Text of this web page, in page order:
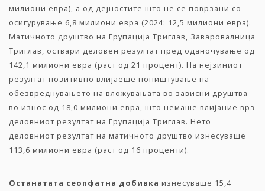
милиони евра), а од дејностите што не се поврзани со
осигурување 6,8 милиони евра (2024: 12,5 милиони евра).
Матичното друштво на Групација Триглав, Заваровалница
Триглав, оствари деловен резултат пред оданочување од
142,1 милиони евра (раст од 21 процент). На нејзиниот
резултат позитивно влијаеше поништување на
обезвреднувањето на вложувањата во зависни друштва
во износ од 18,0 милиони евра, што немаше влијание врз
деловниот резултат на Групација Триглав. Нето
деловниот резултат на матичното друштво изнесуваше
113,6 милиони евра (раст од 16 проценти).
Останатата сеопфатна добивка изнесуваше 15,4